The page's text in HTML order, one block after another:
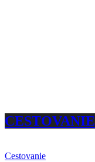
CESTOVANIE
Cestovanie